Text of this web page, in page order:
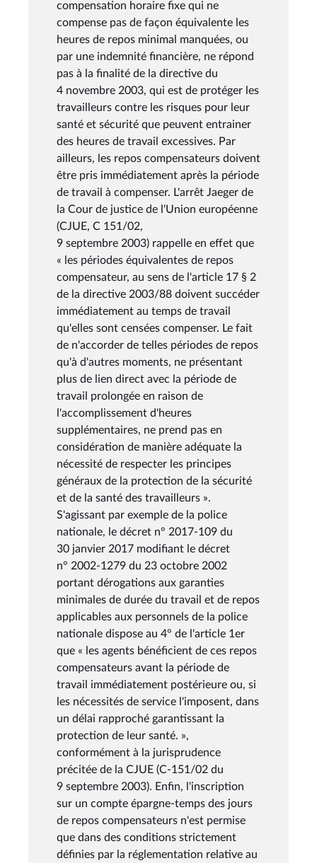
compensation horaire fixe qui ne
compense pas de façon équivalente les
heures de repos minimal manquées, ou
par une indemnité financière, ne répond
pas à la finalité de la directive du
4 novembre 2003, qui est de protéger les
travailleurs contre les risques pour leur
santé et sécurité que peuvent entrainer
des heures de travail excessives. Par
ailleurs, les repos compensateurs doivent
être pris immédiatement après la période
de travail à compenser. L'arrêt Jaeger de
la Cour de justice de l'Union européenne
(CJUE, C 151/02,
9 septembre 2003) rappelle en effet que
« les périodes équivalentes de repos
compensateur, au sens de l'article 17 § 2
de la directive 2003/88 doivent succéder
immédiatement au temps de travail
qu'elles sont censées compenser. Le fait
de n'accorder de telles périodes de repos
qu'à d'autres moments, ne présentant
plus de lien direct avec la période de
travail prolongée en raison de
l'accomplissement d'heures
supplémentaires, ne prend pas en
considération de manière adéquate la
nécessité de respecter les principes
généraux de la protection de la sécurité
et de la santé des travailleurs ».
S'agissant par exemple de la police
nationale, le décret n° 2017-109 du
30 janvier 2017 modifiant le décret
n° 2002-1279 du 23 octobre 2002
portant dérogations aux garanties
minimales de durée du travail et de repos
applicables aux personnels de la police
nationale dispose au 4° de l'article 1er
que « les agents bénéficient de ces repos
compensateurs avant la période de
travail immédiatement postérieure ou, si
les nécessités de service l'imposent, dans
un délai rapproché garantissant la
protection de leur santé. »,
conformément à la jurisprudence
précitée de la CJUE (C-151/02 du
9 septembre 2003). Enfin, l'inscription
sur un compte épargne-temps des jours
de repos compensateurs n'est permise
que dans des conditions strictement
définies par la réglementation relative au